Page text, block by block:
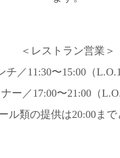
＜レストラン営業＞
チ／11:30〜15:00（
ー／17:00〜21:00（
ル類の提供は20:00まで